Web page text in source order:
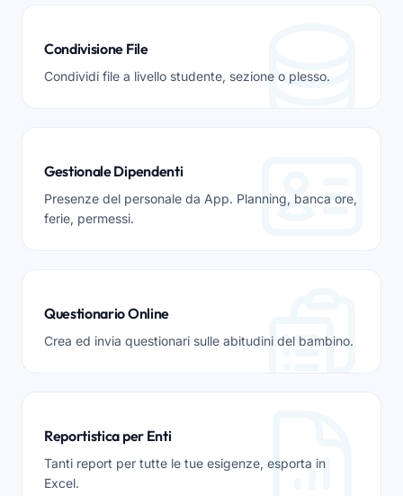
Condivisione File
Condividi file a livello studente, sezione o plesso.
Gestionale Dipendenti
Presenze del personale da App. Planning, banca ore,
ferie, permessi.
Questionario Online
Crea ed invia questionari sulle abitudini del bambino.
Reportistica per Enti
Tanti report per tutte le tue esigenze, esporta in
Excel.